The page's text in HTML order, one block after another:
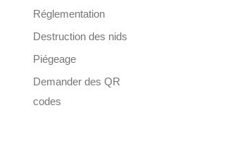
Réglementation
Destruction des nids
Piégeage
Demander des QR
codes